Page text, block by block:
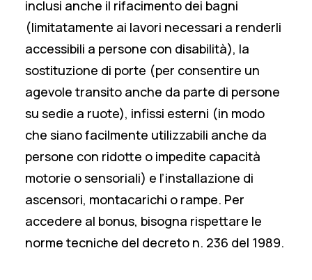
inclusi anche il rifacimento dei bagni
(limitatamente ai lavori necessari a renderli
accessibili a persone con disabilità), la
sostituzione di porte (per consentire un
agevole transito anche da parte di persone
su sedie a ruote), infissi esterni (in modo
che siano facilmente utilizzabili anche da
persone con ridotte o impedite capacità
motorie o sensoriali) e l’installazione di
ascensori, montacarichi o rampe. Per
accedere al bonus, bisogna rispettare le
norme tecniche del decreto n. 236 del 1989.